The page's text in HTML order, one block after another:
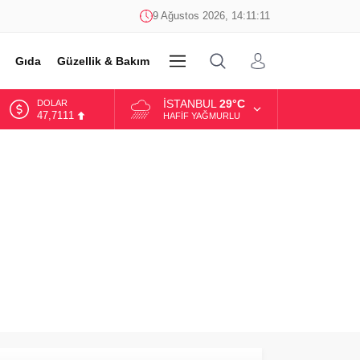
9 Ağustos 2026, 14:11:11
Gıda Güzellik & Bakım DİĞER
DOLAR
47,7111
İSTANBUL 29°C
HAFIF YAĞMURLU